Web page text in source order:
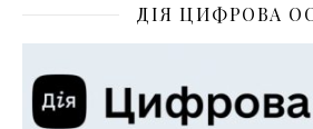
ДІЯ ЦИФРОВА